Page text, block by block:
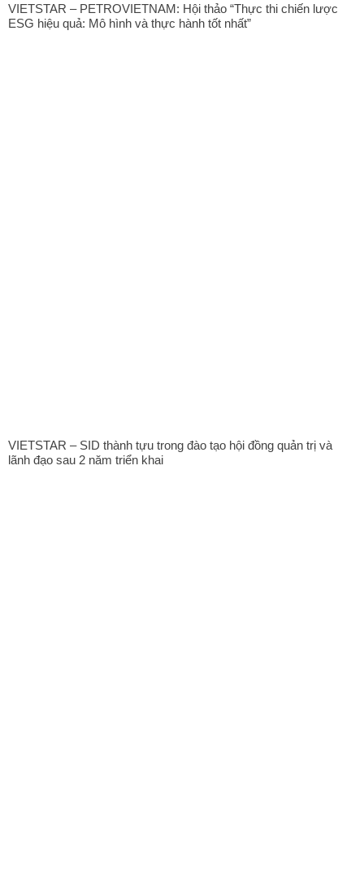
VIETSTAR – PETROVIETNAM: Hội thảo “Thực thi chiến lược
ESG hiệu quả: Mô hình và thực hành tốt nhất”
VIETSTAR – SID thành tựu trong đào tạo hội đồng quản trị và
lãnh đạo sau 2 năm triển khai